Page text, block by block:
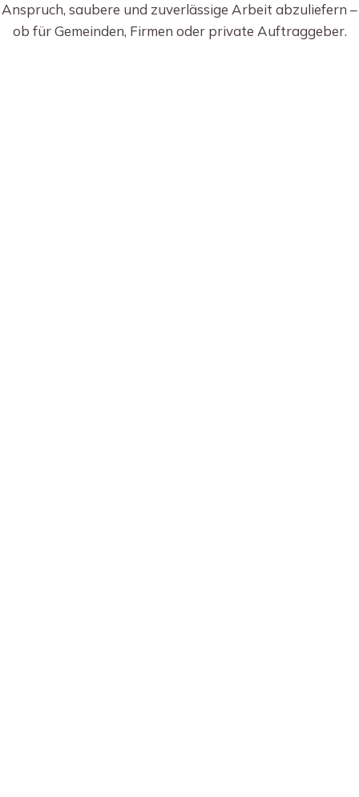
Anspruch, saubere und zuverlässige Arbeit abzuliefern –
ob für Gemeinden, Firmen oder private Auftraggeber.